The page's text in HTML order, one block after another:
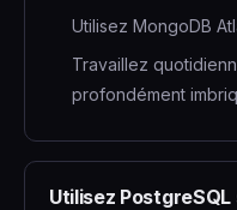
Utilisez MongoDB
Travaillez
profondément
Utilisez